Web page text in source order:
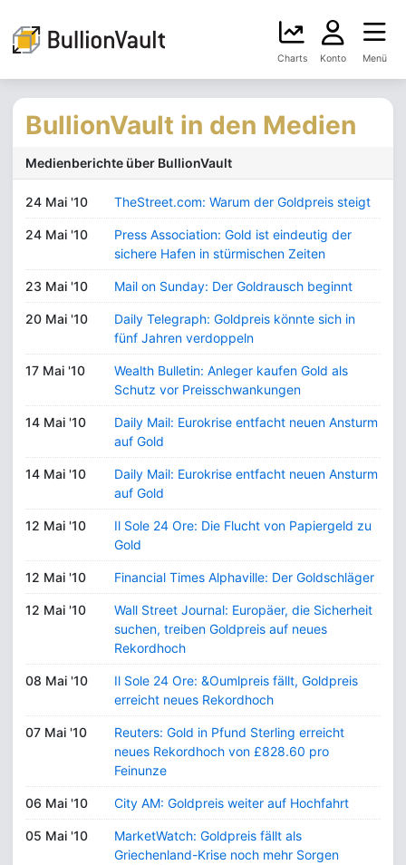
Charts Konto Menü
BullionVault in den Medien
Medienberichte über BullionVault
24 Mai '10 TheStreet.com: Warum der Goldpreis steigt
24 Mai '10
Press Association: Gold ist eindeutig der
sichere Hafen in stürmischen Zeiten
23 Mai '10 Mail on Sunday: Der Goldrausch beginnt
20 Mai '10
Daily Telegraph: Goldpreis könnte sich in
fünf Jahren verdoppeln
17 Mai '10
Wealth Bulletin: Anleger kaufen Gold als
Schutz vor Preisschwankungen
14 Mai '10
Daily Mail: Eurokrise entfacht neuen Ansturm
auf Gold
14 Mai '10
Daily Mail: Eurokrise entfacht neuen Ansturm
auf Gold
12 Mai '10
Il Sole 24 Ore: Die Flucht von Papiergeld zu
Gold
12 Mai '10 Financial Times Alphaville: Der Goldschläger
12 Mai '10
Wall Street Journal: Europäer, die Sicherheit
suchen, treiben Goldpreis auf neues
Rekordhoch
08 Mai '10
Il Sole 24 Ore: &Oumlpreis fällt, Goldpreis
erreicht neues Rekordhoch
07 Mai '10
Reuters: Gold in Pfund Sterling erreicht
neues Rekordhoch von £828.60 pro
Feinunze
06 Mai '10 City AM: Goldpreis weiter auf Hochfahrt
05 Mai '10
MarketWatch: Goldpreis fällt als
Griechenland-Krise noch mehr Sorgen